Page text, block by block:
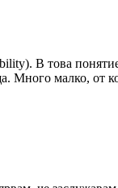
В това
Много малко,